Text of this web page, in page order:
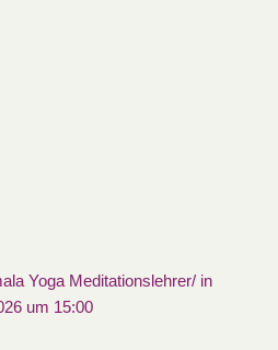
Yoga Meditationslehrer/ in
um 15:00